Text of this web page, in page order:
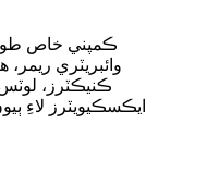
ڪمپني خاص طور
وائبريٽري ريمر،
ڪنيڪٽرز، لوٽس
ايڪسڪيويٽرز لاءِ